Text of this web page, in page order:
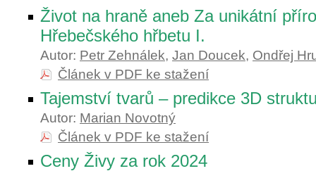
Život na hraně aneb Za unikátní
Hřebečského hřbetu I.
Autor: Petr Zehnálek, Jan Doucek, Ondřej
Článek v PDF ke stažení
Tajemství tvarů – predikce 3D
Autor: Marian Novotný
Článek v PDF ke stažení
Ceny Živy za rok 2024